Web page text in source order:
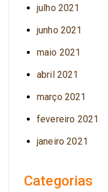
julho 2021
junho 2021
maio 2021
abril 2021
março 2021
fevereiro 2021
janeiro 2021
Categorias